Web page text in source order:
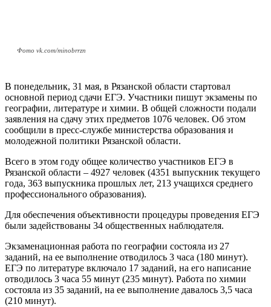
Фото vk.com/minobrrzn
В понедельник, 31 мая, в Рязанской области стартовал
основной период сдачи ЕГЭ. Участники пишут экзамены по
географии, литературе и химии. В общей сложности подали
заявления на сдачу этих предметов 1076 человек. Об этом
сообщили в пресс-службе министерства образования и
молодежной политики Рязанской области.
Всего в этом году общее количество участников ЕГЭ в
Рязанской области – 4927 человек (4351 выпускник текущего
года, 363 выпускника прошлых лет, 213 учащихся среднего
профессионального образования).
Для обеспечения объективности процедуры проведения ЕГЭ
были задействованы 34 общественных наблюдателя.
Экзаменационная работа по географии состояла из 27
заданий, на ее выполнение отводилось 3 часа (180 минут).
ЕГЭ по литературе включало 17 заданий, на его написание
отводилось 3 часа 55 минут (235 минут). Работа по химии
состояла из 35 заданий, на ее выполнение давалось 3,5 часа
(210 минут).